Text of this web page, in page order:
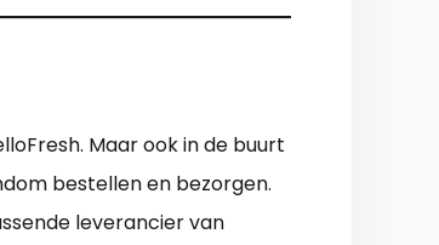
Maar ook in de buurt
bestellen en bezorgen.
leverancier van